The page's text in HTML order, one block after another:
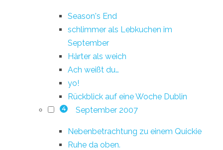
Season's End
schlimmer als Lebkuchen im
September
Härter als weich
Ach weißt du…
yo!
Rückblick auf eine Woche Dublin
4 September 2007
Nebenbetrachtung zu einem Quickie
Ruhe da oben.